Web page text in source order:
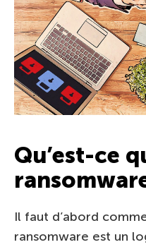
Qu’est-ce
Il faut d’abord
ransomware est un